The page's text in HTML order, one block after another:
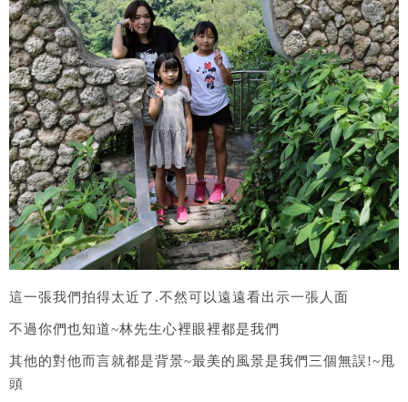
這一張我們拍得太近了.不然可以遠遠看出示一張人面
不過你們也知道~林先生心裡眼裡都是我們
其他的對他而言就都是背景~最美的風景是我們三個無誤!~甩
頭